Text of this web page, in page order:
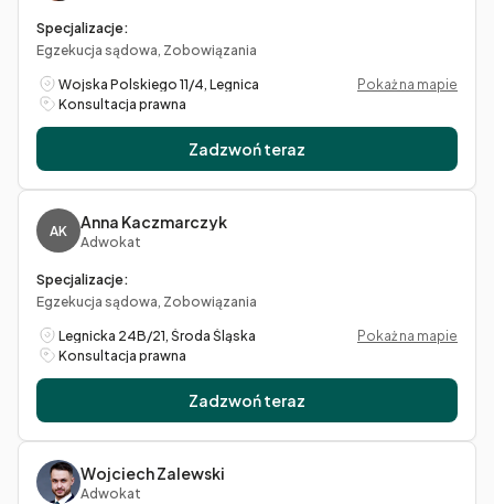
Specjalizacje:
Egzekucja sądowa, Zobowiązania
Wojska Polskiego 11/4, Legnica
Pokaż na mapie
Konsultacja prawna
Zadzwoń teraz
AK Anna Kaczmarczyk
Adwokat
Specjalizacje:
Egzekucja sądowa, Zobowiązania
Legnicka 24B/21, Środa Śląska
Pokaż na mapie
Konsultacja prawna
Zadzwoń teraz
Wojciech Zalewski
Adwokat